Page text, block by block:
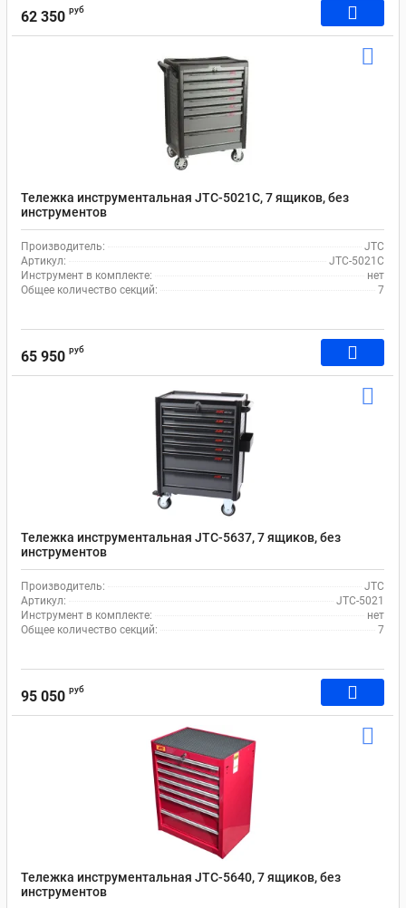
62 350 руб
Тележка инструментальная JTC-5021C, 7 ящиков, без
инструментов
Производитель:
JTC
Артикул:
JTC-5021C
Инструмент в комплекте:
нет
Общее количество секций:
7
65 950 руб
Тележка инструментальная JTC-5637, 7 ящиков, без
инструментов
Производитель:
JTC
Артикул:
JTC-5021
Инструмент в комплекте:
нет
Общее количество секций:
7
95 050 руб
Тележка инструментальная JTC-5640, 7 ящиков, без
инструментов